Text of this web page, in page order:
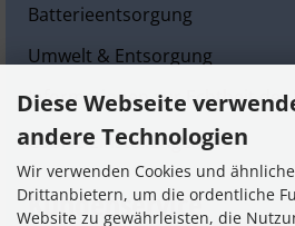
Batterieentsorgung
Umwelt & Entsorgung
Informationen zur Echtheit der
Cookie Einstellungen
Kundenservice
Diese Webseite
andere Technologien
Wir verwenden Cookies und
Drittanbietern, um die ordentliche
Website zu gewährleisten, die